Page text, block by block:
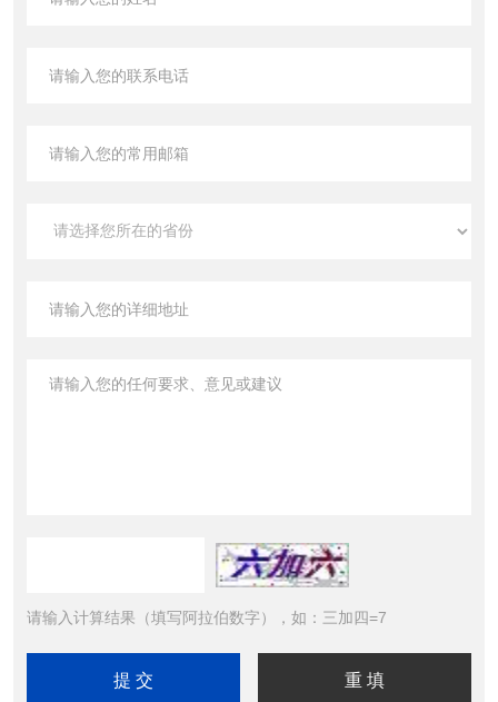
请输入计算结果（填写阿拉伯数字），如：三加四=7